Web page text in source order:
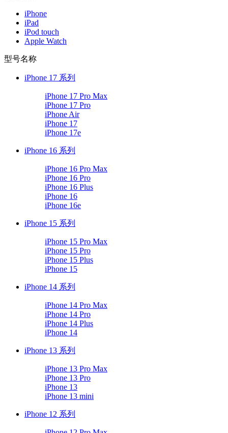
iPhone
iPad
iPod touch
Apple Watch
型号名称
iPhone 17 系列
iPhone 17 Pro Max
iPhone 17 Pro
iPhone Air
iPhone 17
iPhone 17e
iPhone 16 系列
iPhone 16 Pro Max
iPhone 16 Pro
iPhone 16 Plus
iPhone 16
iPhone 16e
iPhone 15 系列
iPhone 15 Pro Max
iPhone 15 Pro
iPhone 15 Plus
iPhone 15
iPhone 14 系列
iPhone 14 Pro Max
iPhone 14 Pro
iPhone 14 Plus
iPhone 14
iPhone 13 系列
iPhone 13 Pro Max
iPhone 13 Pro
iPhone 13
iPhone 13 mini
iPhone 12 系列